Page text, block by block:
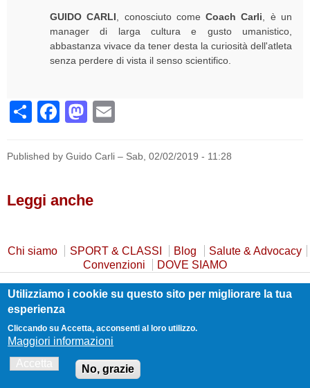
Published by Guido Carli – Sab, 02/02/2019 - 11:28
GUIDO CARLI , conosciuto comeCoach Carli , è un
manager di larga cultura e gusto umanistico,
abbastanza vivace da tener desta la curiosità dell'atleta
senza perdere di vista il senso scientifico.
ShareFacebook
Mastodon
Leggi anche
Chi siamo SPORT & CLASSI Blog
Salute & Advocacy
Convenzioni
DOVE SIAMO
Privacy Policy Cookie Policy
Safeguarding
Realizzato da
Utilizziamo i cookie su questo sito per migliorare la tua
esperienza
Cliccando su Accetta, acconsenti al loro utilizzo.
Maggiori informazioni
Accetta
No, grazie